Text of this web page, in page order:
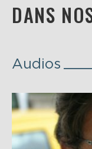
DANS
Audios